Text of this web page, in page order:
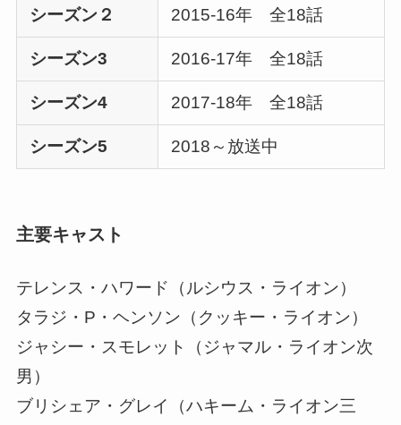
シーズン２ 2015-16年 全18話
シーズン3 2016-17年 全18話
シーズン4 2017-18年 全18話
シーズン5 2018～放送中
主要キャスト
テレンス・ハワード（ルシウス・ライオン）
タラジ・P・ヘンソン（クッキー・ライオン）
ジャシー・スモレット（ジャマル・ライオン次
男）
ブリシェア・グレイ（ハキーム・ライオン三